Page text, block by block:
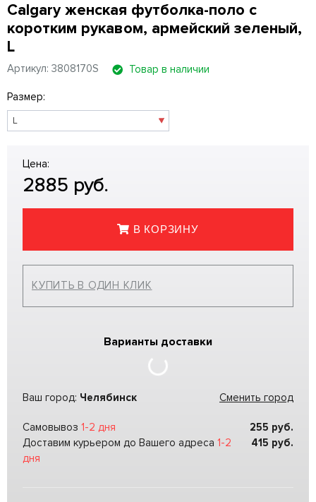
Calgary женская футболка-поло с
коротким рукавом, армейский зеленый,
L
Артикул: 3808170S Товар в наличии
Размер:
Цена:
2885 руб.
В КОРЗИНУ
КУПИТЬ В ОДИН КЛИК
Варианты доставки
Ваш город: Челябинск Сменить город
Самовывоз 1-2 дня 255 руб.
Доставим курьером до Вашего адреса 1-2
дня
415 руб.